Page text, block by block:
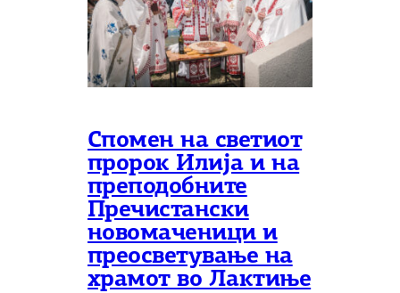
Спомен на светиот
пророк Илија и на
преподобните
Пречистански
новомаченици и
преосветување на
храмот во Лактиње